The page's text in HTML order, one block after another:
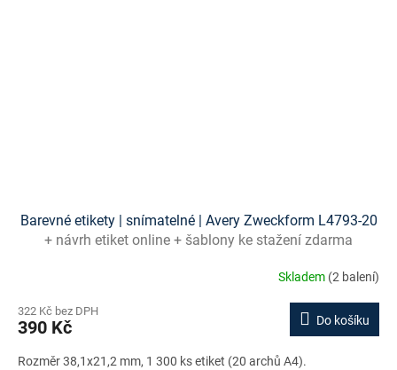
Barevné etikety | snímatelné | Avery Zweckform L4793-20
+ návrh etiket online + šablony ke stažení zdarma
Skladem (2 balení)
322 Kč bez DPH
390 Kč Do košíku
Rozměr 38,1x21,2 mm, 1 300 ks etiket (20 archů A4).